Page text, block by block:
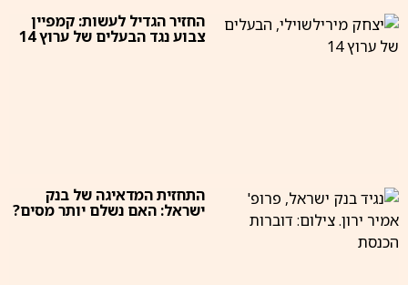
החזיר הגדיל לעשות: קמפיין
צבוע נגד הבעלים של ערוץ 14
התחזית המדאיגה של בנק
ישראל: האם נשלם יותר מסים?